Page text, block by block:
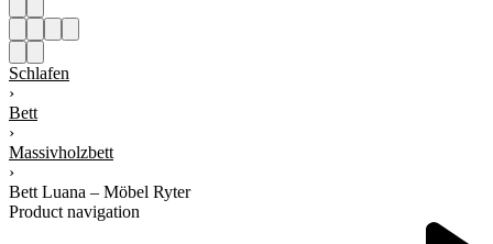
Schlafen
›
Bett
›
Massivholzbett
›
Bett Luana – Möbel Ryter
Product navigation